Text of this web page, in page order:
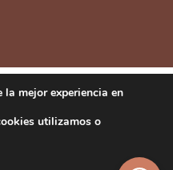
mejor experiencia en
utilizamos o